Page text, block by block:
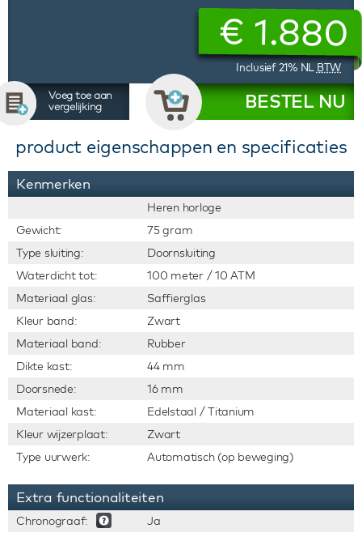
€ 1.880
Inclusief 21% NL BTW
Voeg toe aan
vergelijking
BESTEL NU
product eigenschappen en specificaties
Kenmerken
Heren horloge
Gewicht:
75 gram
Type sluiting:
Doornsluiting
Waterdicht tot:
100 meter / 10 ATM
Materiaal glas:
Saffierglas
Kleur band:
Zwart
Materiaal band:
Rubber
Dikte kast:
44 mm
Doorsnede:
16 mm
Materiaal kast:
Edelstaal / Titanium
Kleur wijzerplaat:
Zwart
Type uurwerk:
Automatisch (op beweging)
Extra functionaliteiten
Chronograaf:
Ja